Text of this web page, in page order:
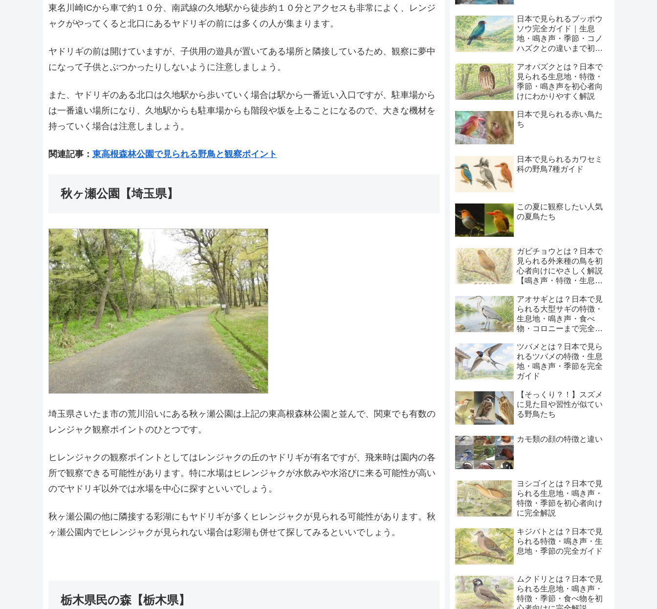
東名川崎ICから車で約１０分、南武線の久地駅から徒歩約１０分とアクセスも非常によく、レンジ
ャクがやってくると北口にあるヤドリギの前には多くの人が集まります。
ヤドリギの前は開けていますが、子供用の遊具が置いてある場所と隣接しているため、観察に夢中
になって子供とぶつかったりしないように注意しましょう。
また、ヤドリギのある北口は久地駅から歩いていく場合は駅から一番近い入口ですが、駐車場から
は一番遠い場所になり、久地駅からも駐車場からも階段や坂を上ることになるので、大きな機材を
持っていく場合は注意しましょう。
関連記事： 東高根森林公園で見られる野鳥と観察ポイント
秋ヶ瀬公園【埼玉県】
埼玉県さいたま市の荒川沿いにある秋ヶ瀬公園は上記の東高根森林公園と並んで、関東でも有数の
レンジャク観察ポイントのひとつです。
ヒレンジャクの観察ポイントとしてはレンジャクの丘のヤドリギが有名ですが、飛来時は園内の各
所で観察できる可能性があります。特に水場はヒレンジャクが水飲みや水浴びに来る可能性が高い
のでヤドリギ以外では水場を中心に探すといいでしょう。
秋ヶ瀬公園の他に隣接する彩湖にもヤドリギが多くヒレンジャクが見られる可能性があります。秋
ヶ瀬公園内でヒレンジャクが見られない場合は彩湖も併せて探してみるといいでしょう。
栃木県民の森【栃木県】
日本で見られるブッポウ
ソウ完全ガイド｜生息
地・鳴き声・季節・コノ
ハズクとの違いまで初心
アオバズクとは？日本で
見られる生息地・特徴・
季節・鳴き声を初心者向
けにわかりやすく解説
日本で見られる赤い鳥た
ち
日本で見られるカワセミ
科の野鳥7種ガイド
この夏に観察したい人気
の夏鳥たち
ガビチョウとは？日本で
見られる外来種の鳥を初
心者向けにやさしく解説
【鳴き声・特徴・生息
アオサギとは？日本で見
られる大型サギの特徴・
生息地・鳴き声・食べ
物・コロニーまで完全ガ
ツバメとは？日本で見ら
れるツバメの特徴・生息
地・鳴き声・季節を完全
ガイド
【そっくり？！】スズメ
に見た目や習性が似てい
る野鳥たち
カモ類の顔の特徴と違い
ヨシゴイとは？日本で見
られる生息地・鳴き声・
特徴・季節を初心者向け
に完全解説
キジバトとは？日本で見
られる特徴・鳴き声・生
息地・季節の完全ガイド
ムクドリとは？日本で見
られる生息地・鳴き声・
特徴・季節・食べ物を初